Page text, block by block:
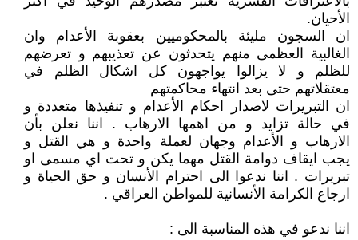
الأحيان.
ان السجون مليئة بالمحكوميين بعقوبة الأعدام وان
الغالبية العظمى منهم يتحدثون عن تعذيبهم و تعرضهم
للظلم و لا يزالوا يواجهون كل اشكال الظلم في
معتقلاتهم حتى بعد انتهاء محاكمتهم
ان التبريرات لاصدار احكام الأعدام و تنفيذها متعددة و
في حالة تزايد و من اهمها الارهاب . اننا نعلن بأن
الارهاب و الأعدام وجهان لعملة واحدة و هي القتل و
يجب ايقاف دوامة القتل مهما يكن و تحت اي مسمى او
تبريرات . اننا ندعوا الى احترام الأنسان و حق الحياة و
ارجاع الكرامة الأنسانية للمواطن العراقي .
اننا ندعو في هذه المناسبة الى :